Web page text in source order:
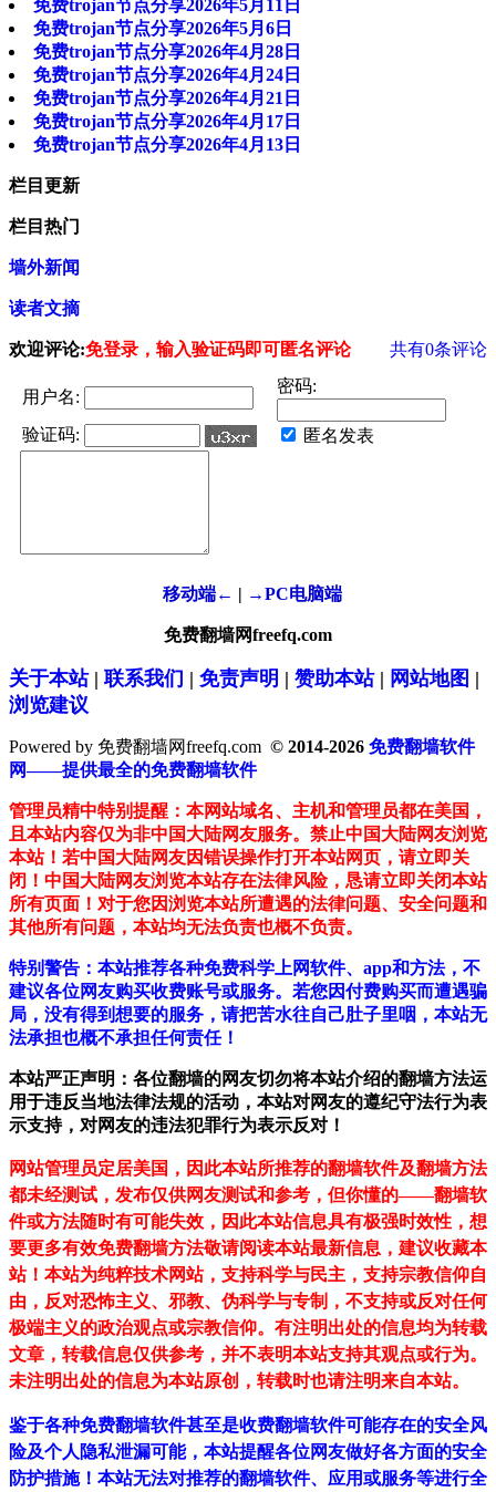
免费trojan节点分享2026年5月11日
免费trojan节点分享2026年5月6日
免费trojan节点分享2026年4月28日
免费trojan节点分享2026年4月24日
免费trojan节点分享2026年4月21日
免费trojan节点分享2026年4月17日
免费trojan节点分享2026年4月13日
栏目更新
栏目热门
墙外新闻
读者文摘
欢迎评论:免登录，输入验证码即可匿名评论 共有0条评论
用户名:
密码:
验证码: 匿名发表
移动端← | →PC电脑端
免费翻墙网freefq.com
关于本站| 联系我们 | 免责声明 | 赞助本站| 网站地图 |
浏览建议
Powered by 免费翻墙网freefq.com © 2014-2026 免费翻墙软件
网——提供最全的免费翻墙软件
管理员精中特别提醒：本网站域名、主机和管理员都在美国，
且本站内容仅为非中国大陆网友服务。禁止中国大陆网友浏览
本站！若中国大陆网友因错误操作打开本站网页，请立即关
闭！中国大陆网友浏览本站存在法律风险，恳请立即关闭本站
所有页面！对于您因浏览本站所遭遇的法律问题、安全问题和
其他所有问题，本站均无法负责也概不负责。
特别警告：本站推荐各种免费科学上网软件、app和方法，不
建议各位网友购买收费账号或服务。若您因付费购买而遭遇骗
局，没有得到想要的服务，请把苦水往自己肚子里咽，本站无
法承担也概不承担任何责任！
本站严正声明：各位翻墙的网友切勿将本站介绍的翻墙方法运
用于违反当地法律法规的活动，本站对网友的遵纪守法行为表
示支持，对网友的违法犯罪行为表示反对！
网站管理员定居美国，因此本站所推荐的翻墙软件及翻墙方法
都未经测试，发布仅供网友测试和参考，但你懂的——翻墙软
件或方法随时有可能失效，因此本站信息具有极强时效性，想
要更多有效免费翻墙方法敬请阅读本站最新信息，建议收藏本
站！ 本站为纯粹技术网站，支持科学与民主，支持宗教信仰自
由，反对恐怖主义、邪教、伪科学与专制，不支持或反对任何
极端主义的政治观点或宗教信仰。有注明出处的信息均为转载
文章，转载信息仅供参考，并不表明本站支持其观点或行为。
未注明出处的信息为本站原创，转载时也请注明来自本站。
鉴于各种免费翻墙软件甚至是收费翻墙软件可能存在的安全风
险及个人隐私泄漏可能，本站提醒各位网友做好各方面的安全
防护措施！本站无法对推荐的翻墙软件、应用或服务等进行全